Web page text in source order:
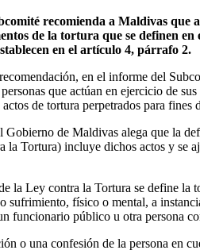
recomienda a Maldivas que
de la tortura que se definen
en el artículo 4, párrafo 2.
en el informe del
que actúan en ejercicio de
de tortura perpetrados para fines
Gobierno de Maldivas alega que la
la Tortura) incluye dichos actos y se
la Ley contra la Tortura se define la
sufrimiento, físico o mental, a
funcionario público u otra persona
o una confesión de la persona en